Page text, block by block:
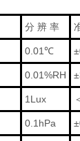
分 辨 率
0.01℃
0.01%RH
1Lux
0.1hPa